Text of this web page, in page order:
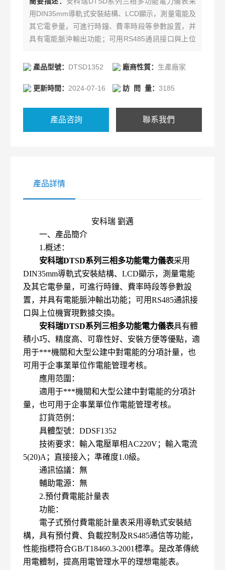
用DIN35mm導軌式安裝結構、LCD顯示，測量電能及
其它電參量，可進行時鐘、費率時段等參數設置，并
具有電能脈沖輸出功能；可用RS485通訊接口與上位
產品型號： DTSD1352 廠商性質： 生產廠家
更新時間： 2024-07-16 訪 問 量： 3185
產品咨詢 聯系我們
產品詳情
安科瑞 劉邁
一、產品簡介
1.概述：
安科瑞DTSD系列三相多功能電力儀表采用
DIN35mm導軌式安裝結構、LCD顯示，測量電能
及其它電參量，可進行時鐘、費率時段等參數設
置，并具有電能脈沖輸出功能；可用RS485通訊接
口與上位機實現數據交換。
安科瑞DTSD系列三相多功能電力儀表具有體
積小巧、精度高、可靠性好、安裝方便等優點，適
用于***機關和大型公建中對電能的分項計量，也
可用于企事業單位作電能管理考核。
應用范圍：
適用于***機關和大型公建中對電能的分項計
量，也可用于企事業單位作電能管理考核。
訂貨范例：
具體型號：DDSF1352
技術要求：輸入電壓單相AC220V；輸入電流
5(20)A；直接接入；準確度1.0級。
通訊協議：無
輔助電源：無
2.預付費電能計量表
功能：
電子式預付費電能計量表采用導軌式安裝結
構，具有預付費、負載控制及RS485通信等功能，
性能指標符合GB/T18460.3-2001標準。是改革傳統
用電體制，提高用電管理水平的理想電能表。